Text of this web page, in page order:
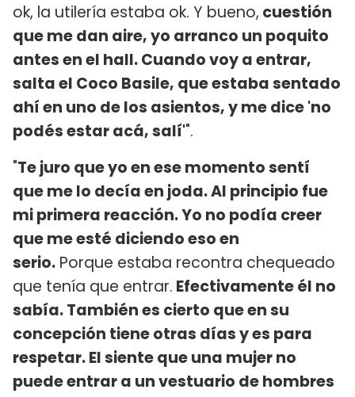
ok, la utilería estaba ok. Y bueno, cuestión
que me dan aire, yo arranco un poquito
antes en el hall. Cuando voy a entrar,
salta el Coco Basile, que estaba sentado
ahí en uno de los asientos, y me dice 'no
podés estar acá, salí'".
"Te juro que yo en ese momento sentí
que me lo decía en joda. Al principio fue
mi primera reacción. Yo no podía creer
que me esté diciendo eso en
serio. Porque estaba recontra chequeado
que tenía que entrar. Efectivamente él no
sabía. También es cierto que en su
concepción tiene otras días y es para
respetar. El siente que una mujer no
puede entrar a un vestuario de hombres